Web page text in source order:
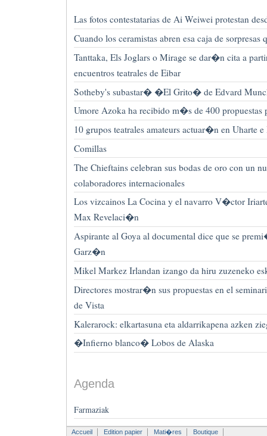
Las fotos contestatarias de Ai Weiwei protestan
Cuando los ceramistas abren esa caja de sorpresas
Tanttaka, Els Joglars o Mirage se dar�n cita a
encuentros teatrales de Eibar
Sotheby's subastar� �El Grito� de Edvard
Umore Azoka ha recibido m�s de 400
10 grupos teatrales amateurs actuar�n en Uharte
Comillas
The Chieftains celebran sus bodas de oro con un
colaboradores internacionales
Los vizcainos La Cocina y el navarro V�ctor
Max Revelaci�n
Aspirante al Goya al documental dice que se
Garz�n
Mikel Markez Irlandan izango da hiru zuzeneko
Directores mostrar�n sus propuestas en el
de Vista
Kalerarock: elkartasuna eta aldarrikapena azken
�Infierno blanco� Lobos de Alaska
Agenda
Farmaziak
Accueil Edition papier Mati�res
Boutique